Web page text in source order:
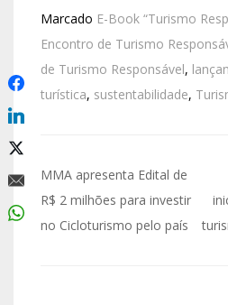
Marcado E-Book “Turismo
Encontro de Turismo
de Turismo Responsável,
turística, sustentabilidade,
MMA apresenta Edital de
R$ 2 milhões para investir
no Cicloturismo pelo país